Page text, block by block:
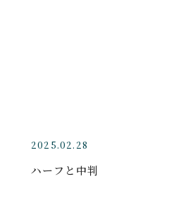
2025.02.28
ハーフと中判